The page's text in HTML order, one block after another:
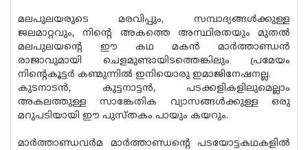
മലപുലയരുടെ മരവിപ്പും, സമ്പാദ്യങ്ങൾക്കുള്ള
ജലമാറ്റവും, നിന്റെ അകത്തെ അസ്ഥിരതയും മുതൽ
മലപുലയന്റെ ഈ കഥ മകൻ മാർത്താണ്ഡൻ
രാജാവുമായി ചെളമുണ്ടായിടത്തെങ്കിലും പ്രമേയം
നിന്റെകൂട്ടർ കണ്മുന്നിൽ ഇനിയൊരു ഇമാജിനേഷനല്ല.
കുടനാടൻ, കുട്ടനാട്ടൻ, പടക്കളികളിലുമെല്ലാം
അകലത്തുള്ള സാങ്കേതിക വ്യാസങ്ങൾക്കുള്ള ഒരു
മറുപടിയായി ഈ പുസ്തകം പായും കയറും.
മാർത്താണ്ഡവർമ മാർത്താണ്ഡന്റെ പടയോട്ടകഥകളിൽ